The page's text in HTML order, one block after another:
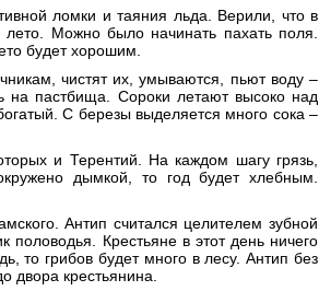
ломки и таяния льда. Верили, что в
лето. Можно было начинать пахать поля.
будет хорошим.
чистят их, умываются, пьют воду –
на пастбища. Сороки летают высоко над
С березы выделяется много сока –
и Терентий. На каждом шагу грязь,
дымкой, то год будет хлебным.
Антип считался целителем зубной
Крестьяне в этот день ничего
то грибов будет много в лесу. Антип без
двора крестьянина.